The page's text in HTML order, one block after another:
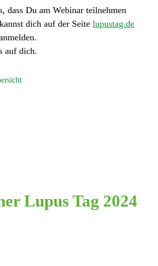
dass Du am Webinar teilnehmen
dich auf der Seitelupustag.de
auf dich.
Lupus Tag 2024